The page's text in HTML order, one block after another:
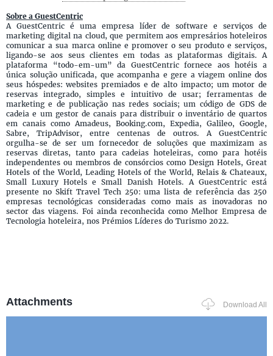
Sobre a GuestCentric
A GuestCentric é uma empresa líder de software e serviços de
marketing digital na cloud, que permitem aos empresários hoteleiros
comunicar a sua marca online e promover o seu produto e serviços,
ligando-se aos seus clientes em todas as plataformas digitais. A
plataforma “todo-em-um” da GuestCentric fornece aos hotéis a
única solução unificada, que acompanha e gere a viagem online dos
seus hóspedes: websites premiados e de alto impacto; um motor de
reservas integrado, simples e intuitivo de usar; ferramentas de
marketing e de publicação nas redes sociais; um código de GDS de
cadeia e um gestor de canais para distribuir o inventário de quartos
em canais como Amadeus, Booking.com, Expedia, Galileo, Google,
Sabre, TripAdvisor, entre centenas de outros. A GuestCentric
orgulha-se de ser um fornecedor de soluções que maximizam as
reservas diretas, tanto para cadeias hoteleiras, como para hotéis
independentes ou membros de consórcios como Design Hotels, Great
Hotels of the World, Leading Hotels of the World, Relais & Chateaux,
Small Luxury Hotels e Small Danish Hotels. A GuestCentric está
presente no Skift Travel Tech 250: uma lista de referência das 250
empresas tecnológicas consideradas como mais as inovadoras no
sector das viagens. Foi ainda reconhecida como Melhor Empresa de
Tecnologia hoteleira, nos Prémios Líderes do Turismo 2022.
Attachments Download All